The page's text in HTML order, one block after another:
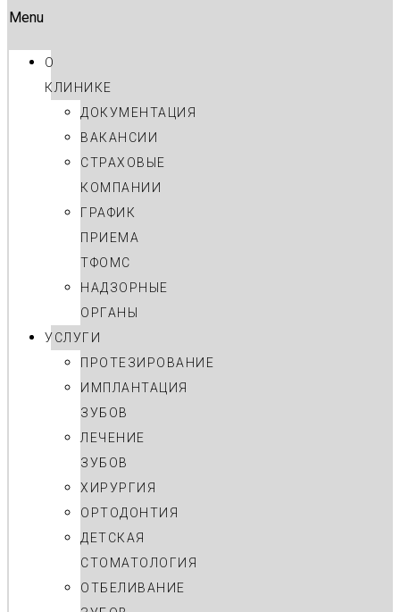
Menu
О
КЛИНИКЕ
ДОКУМЕНТАЦИЯ
ВАКАНСИИ
СТРАХОВЫЕ
КОМПАНИИ
ГРАФИК
ПРИЕМА
ТФОМС
НАДЗОРНЫЕ
ОРГАНЫ
УСЛУГИ
ПРОТЕЗИРОВАНИЕ
ИМПЛАНТАЦИЯ
ЗУБОВ
ЛЕЧЕНИЕ
ЗУБОВ
ХИРУРГИЯ
ОРТОДОНТИЯ
ДЕТСКАЯ
СТОМАТОЛОГИЯ
ОТБЕЛИВАНИЕ